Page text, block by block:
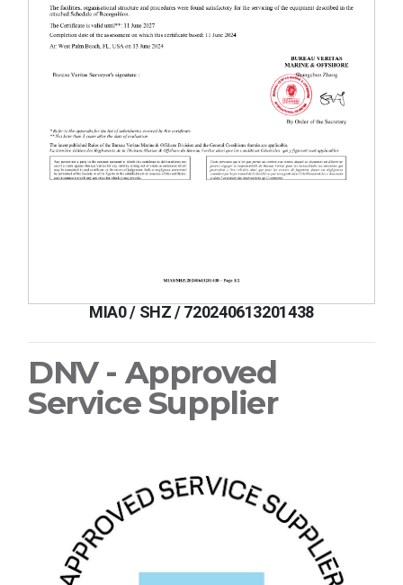
MIA0 / SHZ / 720240613201438
DNV - Approved
Service Supplier